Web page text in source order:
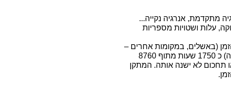
מתקדמת, אנרגיה נקייה...
עלות ושטויות מספריות
השמש זורחת ומפיקה אנרגיה 20% מהזמן (באשלים, במקומות אחרים –
פחות). השמש מפיקה חשמל (לא חשוב באיזו שיטה) כ 1750 שעות מתוף 8760
תחכום לא ישנה אותה. המתקן